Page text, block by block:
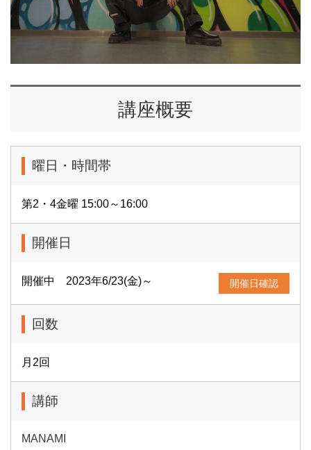
講座概要
曜日・時間帯
第2・4金曜 15:00～16:00
開催日
開催中 2023年6/23(金)～ 開催日確認
回数
月2回
講師
MANAMI